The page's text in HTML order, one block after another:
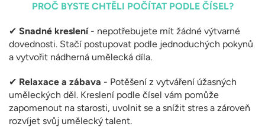
PROČ BYSTE CHTĚLI POČÍTAT PODLE ČÍSEL?
✔ Snadné kreslení- nepotřebujete mít žádné výtvarné
dovednosti. Stačí postupovat podle jednoduchých pokynů
a vytvořit nádherná umělecká díla.
✔ Relaxace a zábava - Potěšení z vytváření úžasných
uměleckých děl. Kreslení podle čísel vám pomůže
zapomenout na starosti, uvolnit se a snížit stres a zároveň
rozvíjet svůj umělecký talent.